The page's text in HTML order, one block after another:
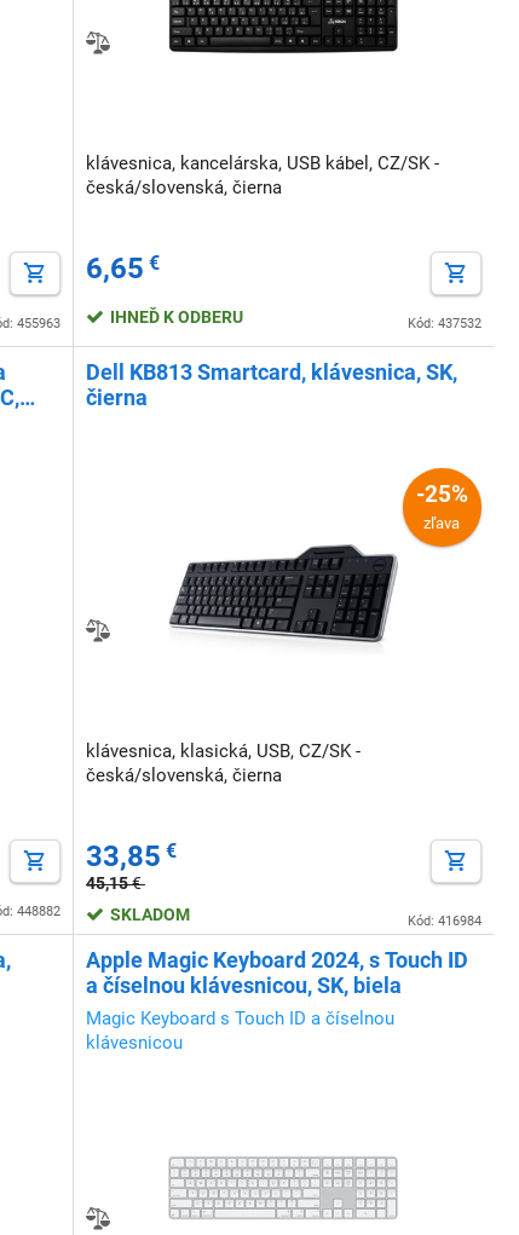
455963
klávesnica, kancelárska, USB kábel, CZ/SK -
česká/slovenská, čierna
6,65 €
Kód: 437532
IHNEĎ K ODBERU
448882
Dell KB813 Smartcard, klávesnica, SK,
čierna
-25%
zľava
klávesnica, klasická, USB, CZ/SK -
česká/slovenská, čierna
33,85 €
45,15€
Kód: 416984
SKLADOM
Apple Magic Keyboard 2024, s Touch ID
a číselnou klávesnicou, SK, biela
Magic Keyboard s Touch ID a číselnou
klávesnicou